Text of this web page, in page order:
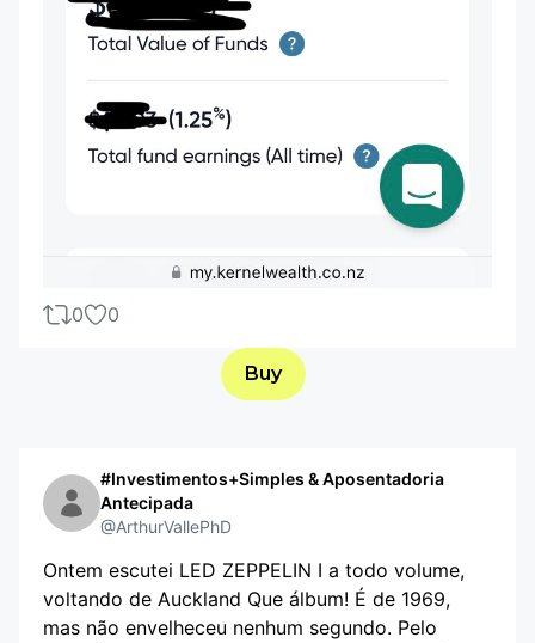
0 0
Buy
#Investimentos+Simples & Aposentadoria
Antecipada
@ArthurVallePhD
Ontem escutei LED ZEPPELIN I a todo volume,
voltando de Auckland Que álbum! É de 1969,
mas não envelheceu nenhum segundo. Pelo